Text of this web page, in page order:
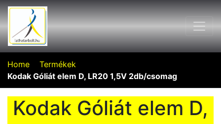
Home
Termékek
Kodak Góliát elem D, LR20 1,5V 2db/csomag
Kodak Góliát elem D,